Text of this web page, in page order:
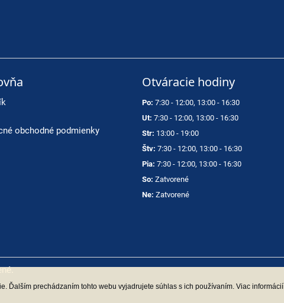
Ďalším prechádzaním tohto webu vyjadrujete súhlas s ich používaním. Viac informácií
obchodné podmienky
Otváracie hodiny
Po: 7:30 - 12:00, 13:00 - 16:30
Ut: 7:30 - 12:00, 13:00 - 16:30
Str: 13:00 - 19:00
Štv: 7:30 - 12:00, 13:00 - 16:30
Pia: 7:30 - 12:00, 13:00 - 16:30
So: Zatvorené
Ne: Zatvorené